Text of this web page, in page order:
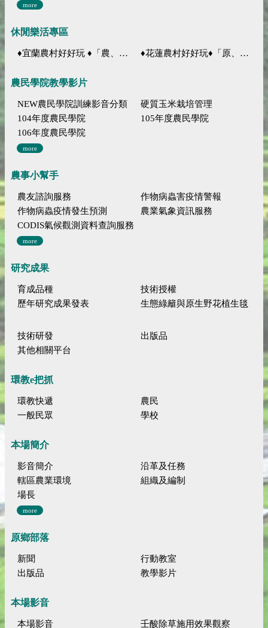
more
休閒樂活專區
♦宜蘭農村好好玩 ♦「農、藝、山、水」四條遊程推薦 ♦花蓮農村好好玩♦「原、生、慢、活」四條遊程推薦
農民學院教學影片
NEW農民學院訓練影音分類
硬質玉米栽培管理
104年度農民學院
105年度農民學院
106年度農民學院
more
農事小幫手
農友諮詢服務
作物病蟲害疫情警報
作物病蟲疫情發生預測
農業氣象資訊服務
CODIS氣候觀測資料查詢服務
more
研究成果
育成品種
技術授權
歷年研究成果發表
生態綠籬與原生野花植生毯
技術研發
出版品
其他相關平台
環教e把抓
環教快遞
農民
一般民眾
學校
本場簡介
影音簡介
沿革及任務
轄區農業環境
組織及編制
場長
more
原鄉部落
新聞
行動教室
出版品
教學影片
本場影音
本場影音 壬酸除草施用效果觀察